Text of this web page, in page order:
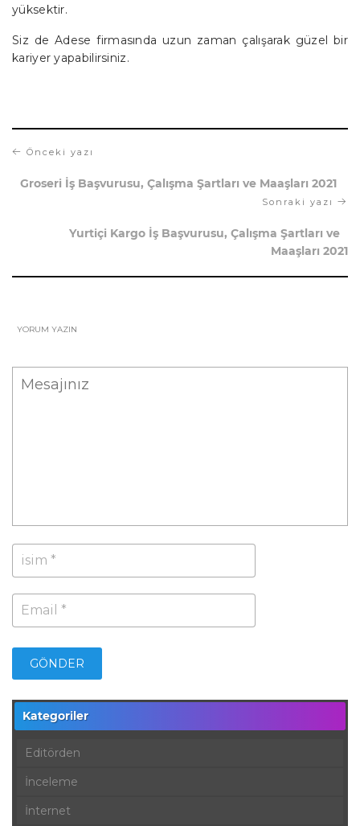
yüksektir.
Siz de Adese firmasında uzun zaman çalışarak güzel bir
kariyer yapabilirsiniz.
Önceki yazı
Groseri İş Başvurusu, Çalışma Şartları ve Maaşları 2021
Sonraki yazı
Yurtiçi Kargo İş Başvurusu, Çalışma Şartları ve
Maaşları 2021
YORUM YAZIN
Kategoriler
Editörden
İnceleme
İnternet